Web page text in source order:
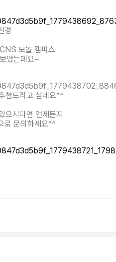
경
모놀 캠퍼스
았는데요~
천드리고 싶네요^^
으시다면 언제든지
로 문의하세요^^